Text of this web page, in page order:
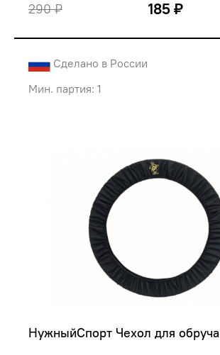
290 ₽ 185 ₽
Сделано в России
Мин. партия: 1
НужныйСпорт Чехол для обруча